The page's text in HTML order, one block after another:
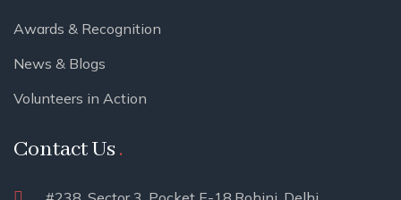
Awards & Recognition
News & Blogs
Volunteers in Action
Contact Us